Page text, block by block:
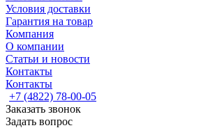
Условия доставки
Гарантия на товар
Компания
О компании
Статьи и новости
Контакты
Контакты
+7 (4822) 78-00-05
Заказать звонок
Задать вопрос